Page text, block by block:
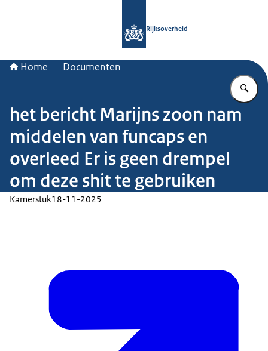
Rijksoverheid
Home Documenten
het bericht Marijns zoon nam
middelen van funcaps en
overleed Er is geen drempel
om deze shit te gebruiken
Kamerstuk18-11-2025